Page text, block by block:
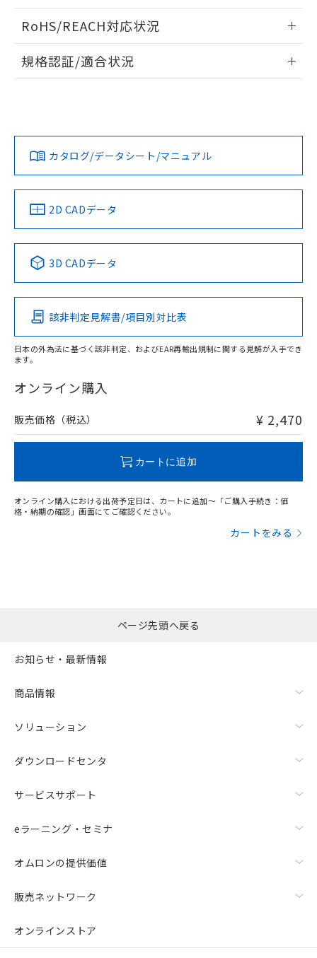
ドすることができます。
ログイン/会員登録
ダウンロードデータをご利用いただく前に、以下を必ずお読
みください。
ソフトウェアの使用条件
RoHS/REACH対応状況
EU RoHS 注意事項・凡例
対応済み
中国 RoHS 注意事項・凡例
Pb Hg Cd Cr(VI)
O
在庫等で未対応品が混在する可能性があります。
問い合わせください。
規格認証/適合状況
カタログ/データシート/マニュアル
2D CADデータ
3D CADデータ
該非判定見解書/項目別対比表
日本の外為法に基づく該非判定、およびEAR再輸出規制に関する見解が入手でき
ます。
オンライン購入
販売価格（税込） ¥ 2,470
カートに追加
オンライン購入における出荷予定日は、カートに追加～「ご購入手続き：価
格・納期の確認」画面にてご確認ください。
カートをみる
物質の対応では、対応完了までの期間は出
荷製品に未対応品が混在することから備考
欄に対応日を記載しておりました。
既に当社にて対応品への在庫切替を完了
ページ先頭へ戻る
お知らせ・最新情報
商品情報
ソリューション
ダウンロードセンタ
サービスサポート
eラーニング・セミナ
オムロンの提供価値
販売ネットワーク
オンラインストア